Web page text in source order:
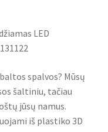
LED
spalvos? Mūsų
šaltiniu, tačiau
jūsų namus.
iš plastiko 3D